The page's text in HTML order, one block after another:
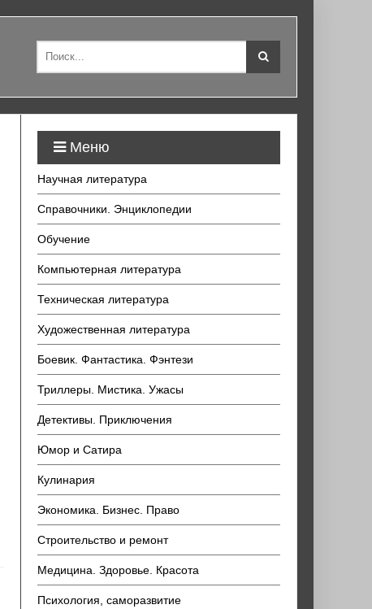
Меню
Научная литература
Справочники. Энциклопедии
Обучение
Компьютерная литература
Техническая литература
Художественная литература
Боевик. Фантастика. Фэнтези
Триллеры. Мистика. Ужасы
Детективы. Приключения
Юмор и Сатира
Кулинария
Экономика. Бизнес. Право
Строительство и ремонт
Медицина. Здоровье. Красота
Психология, саморазвитие